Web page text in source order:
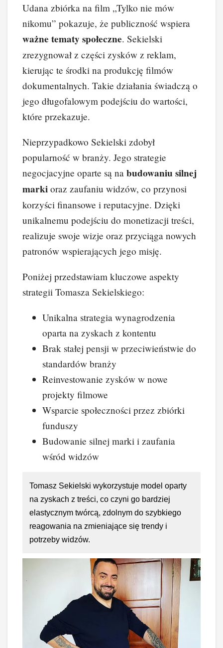
Udana zbiórka na film „Tylko nie mów
nikomu” pokazuje, że publiczność wspiera
ważne tematy społeczne. Sekielski
zrezygnował z części zysków z reklam,
kierując te środki na produkcję filmów
dokumentalnych. Takie działania świadczą o
jego długofalowym podejściu do wartości,
które przekazuje.
Nieprzypadkowo Sekielski zdobył
popularność w branży. Jego strategie
negocjacyjne oparte są na budowaniu silnej
marki oraz zaufaniu widzów, co przynosi
korzyści finansowe i reputacyjne. Dzięki
unikalnemu podejściu do monetizacji treści,
realizuje swoje wizje oraz przyciąga nowych
patronów wspierających jego misję.
Poniżej przedstawiam kluczowe aspekty
strategii Tomasza Sekielskiego:
Unikalna strategia wynagrodzenia
oparta na zyskach z kontentu
Brak stałej pensji w przeciwieństwie do
standardów branży
Reinvestowanie zysków w nowe
projekty filmowe
Wsparcie społeczności przez zbiórki
funduszy
Budowanie silnej marki i zaufania
wśród widzów
Tomasz Sekielski wykorzystuje model oparty
na zyskach z treści, co czyni go bardziej
elastycznym twórcą, zdolnym do szybkiego
reagowania na zmieniające się trendy i
potrzeby widzów.